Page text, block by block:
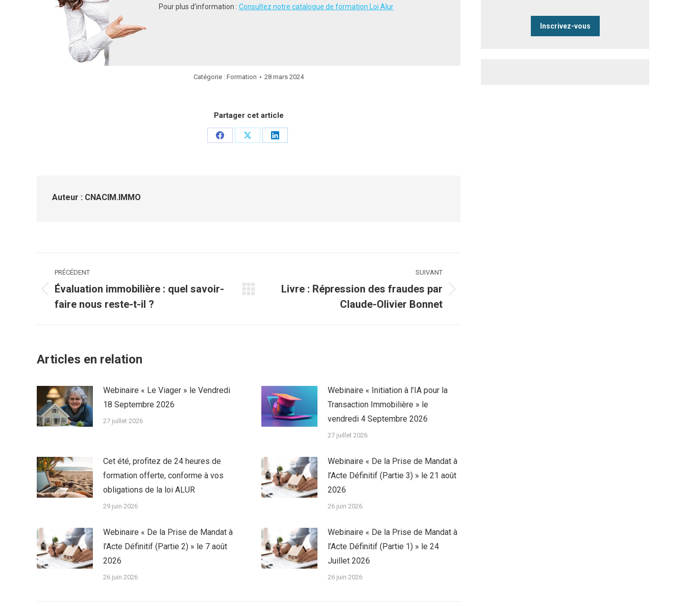
Pour plus d'information : Consultez notre catalogue de formation Loi Alur
Catégorie : Formation 28 mars 2024
Partager cet article
PartagerPartagerPartager
Auteur : CNACIM.IMMO
Navigation
article
PRÉCÉDENT
Article
précédent
Évaluation immobilière : quel savoir-
faire nous reste-t-il ?
SUIVANT
Article
Livre : Répression des fraudes par
Claude-Olivier Bonnet
Articles en relation
Webinaire « Le Viager » le Vendredi
18 Septembre 2026
27 juillet 2026
Webinaire « Initiation à l’IA pour la
Transaction Immobilière » le
vendredi 4 Septembre 2026
27 juillet 2026
Cet été, profitez de 24 heures de
formation offerte, conforme à vos
obligations de la loi ALUR
29 juin 2026
Webinaire « De la Prise de Mandat à
l’Acte Définitif (Partie 3) » le 21 août
2026
26 juin 2026
Webinaire « De la Prise de Mandat à
l’Acte Définitif (Partie 2) » le 7 août
2026
26 juin 2026
Webinaire « De la Prise de Mandat à
l’Acte Définitif (Partie 1) » le 24
Juillet 2026
26 juin 2026
Inscrivez-vous